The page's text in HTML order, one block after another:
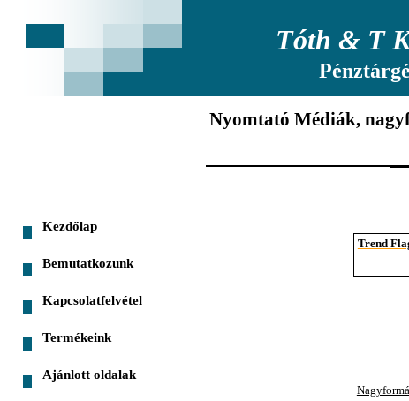
Kezdőlap
Bemutatkozunk
Kapcsolatfelvétel
Termékeink
Ajánlott oldalak
Nyomtató Médiák,
Tóth & T
Trend